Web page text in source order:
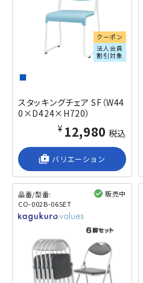
クーポン
法人会員
割引対象
スタッキングチェア SF（W44
0×D424×H720）
¥12,980 税込
shop_2 バリエーション
品番/型番:
CO-002B-06SET
販売中